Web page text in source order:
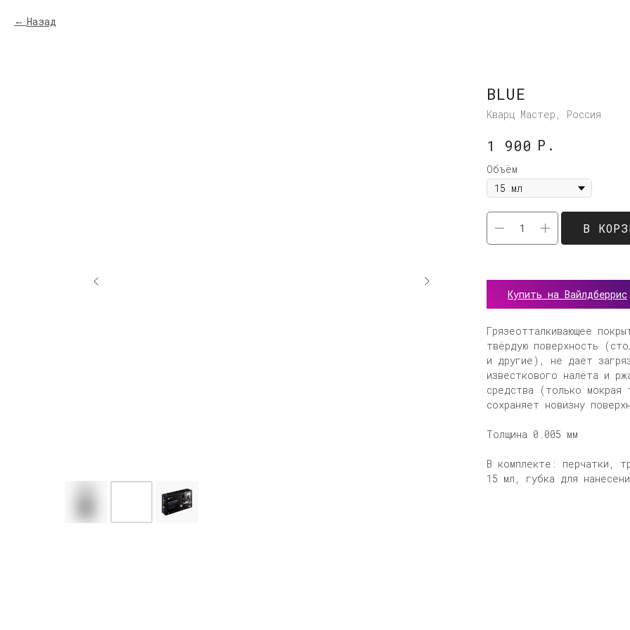
Назад
BLUE
Кварц Мастер, Россия
1 900 Р.
Объём
В
Купить на Вайлдберрис
Грязеотталкивающее
твёрдую поверхность
и другие), не даёт
известкового налёта и
средства (только мокрая
сохраняет новизну
Толщина 0.005 мм
В комплекте: перчатки,
15 мл, губка для